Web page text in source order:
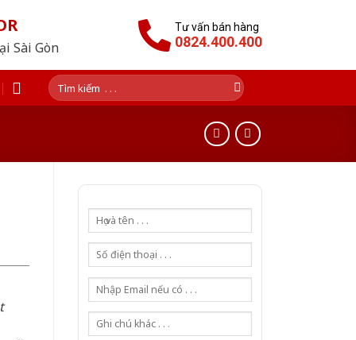
Sài Gòn
Tư vấn bán hàng
0824.400.400
Tìm
kiếm: